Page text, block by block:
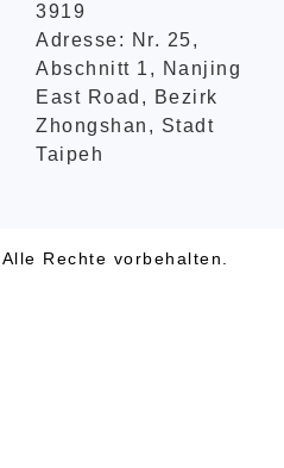
3919
Adresse: Nr. 25,
Abschnitt 1, Nanjing
East Road, Bezirk
Zhongshan, Stadt
Taipeh
Rechte vorbehalten.